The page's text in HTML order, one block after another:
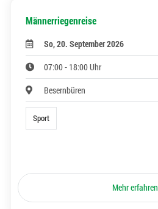
Männerriegenreise
So, 20. September 2026
07:00 - 18:00 Uhr
Besernbüren
Sport
Mehr erfahren